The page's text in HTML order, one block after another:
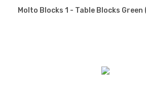
Molto Blocks 1 - Table Blocks Green